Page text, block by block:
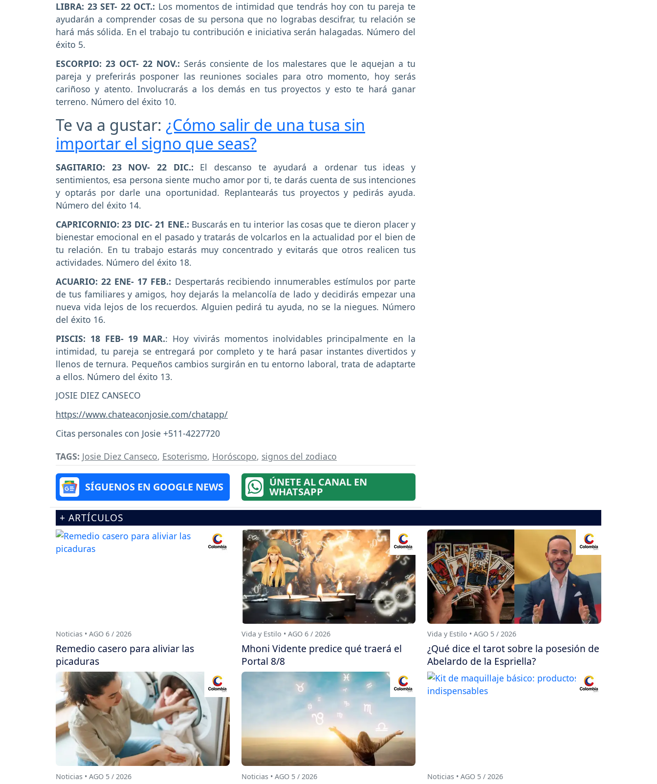
LIBRA: 23 SET- 22 OCT.: Los momentos de intimidad que tendrás hoy con tu pareja te
ayudarán a comprender cosas de su persona que no lograbas descifrar, tu relación se
hará más sólida. En el trabajo tu contribución e iniciativa serán halagadas. Número del
éxito 5.
ESCORPIO: 23 OCT- 22 NOV.: Serás consiente de los malestares que le aquejan a tu
pareja y preferirás posponer las reuniones sociales para otro momento, hoy serás
cariñoso y atento. Involucrarás a los demás en tus proyectos y esto te hará ganar
terreno. Número del éxito 10.
Te va a gustar: ¿Cómo salir de una tusa sin
importar el signo que seas?
SAGITARIO: 23 NOV- 22 DIC.: El descanso te ayudará a ordenar tus ideas y
sentimientos, esa persona siente mucho amor por ti, te darás cuenta de sus intenciones
y optarás por darle una oportunidad. Replantearás tus proyectos y pedirás ayuda.
Número del éxito 14.
CAPRICORNIO: 23 DIC- 21 ENE.: Buscarás en tu interior las cosas que te dieron placer y
bienestar emocional en el pasado y tratarás de volcarlos en la actualidad por el bien de
tu relación. En tu trabajo estarás muy concentrado y evitarás que otros realicen tus
actividades. Número del éxito 18.
ACUARIO: 22 ENE- 17 FEB.: Despertarás recibiendo innumerables estímulos por parte
de tus familiares y amigos, hoy dejarás la melancolía de lado y decidirás empezar una
nueva vida lejos de los recuerdos. Alguien pedirá tu ayuda, no se la niegues. Número
del éxito 16.
PISCIS: 18 FEB- 19 MAR.: Hoy vivirás momentos inolvidables principalmente en la
intimidad, tu pareja se entregará por completo y te hará pasar instantes divertidos y
llenos de ternura. Pequeños cambios surgirán en tu entorno laboral, trata de adaptarte
a ellos. Número del éxito 13.
JOSIE DIEZ CANSECO
https://www.chateaconjosie.com/chatapp/
Citas personales con Josie +511-4227720
TAGS: Josie Diez Canseco, Esoterismo, Horóscopo, signos del zodiaco
SÍGUENOS EN GOOGLE NEWS ÚNETE AL CANAL EN
WHATSAPP
+ ARTÍCULOS
Noticias • AGO 6 / 2026
Remedio casero para aliviar las
picaduras
Vida y Estilo • AGO 6 / 2026
Mhoni Vidente predice qué traerá el
Portal 8/8
Vida y Estilo • AGO 5 / 2026
¿Qué dice el tarot sobre la posesión de
Abelardo de la Espriella?
Noticias • AGO 5 / 2026 Noticias • AGO 5 / 2026 Noticias • AGO 5 / 2026